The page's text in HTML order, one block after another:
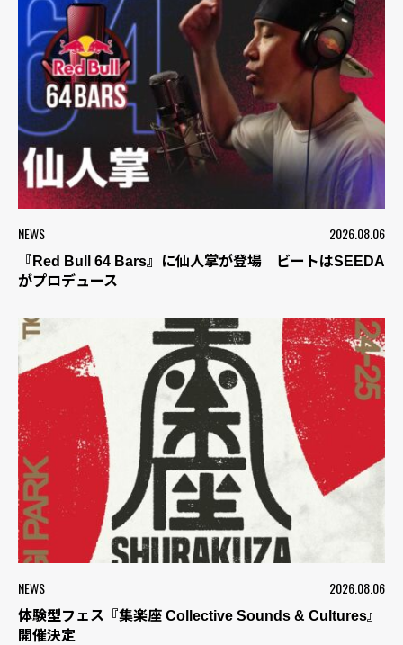
NEWS 2026.08.06
『Red Bull 64 Bars』に仙人掌が登場 ビートはSEEDA
がプロデュース
NEWS 2026.08.06
体験型フェス『集楽座 Collective Sounds & Cultures』
開催決定